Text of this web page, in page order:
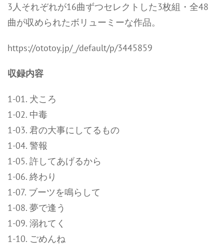
3人それぞれが16曲ずつセレクトした3枚組・全48
曲が収められたボリューミーな作品。
https://ototoy.jp/_/default/p/3445859
収録内容
1-01. 犬ころ
1-02. 中毒
1-03. 君の大事にしてるもの
1-04. 警報
1-05. 許してあげるから
1-06. 終わり
1-07. ブーツを鳴らして
1-08. 夢で逢う
1-09. 溺れてく
1-10. ごめんね